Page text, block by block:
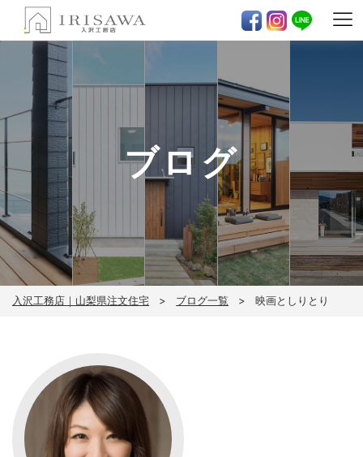
ブログ
入沢工務店｜山梨県注文住宅 ブログ一覧 映画としりとり